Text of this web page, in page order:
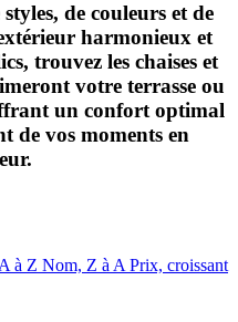
de couleurs et de
harmonieux et
trouvez les chaises et
votre terrasse ou
un confort optimal
de vos moments en
à Z Nom, Z à A Prix, croissant